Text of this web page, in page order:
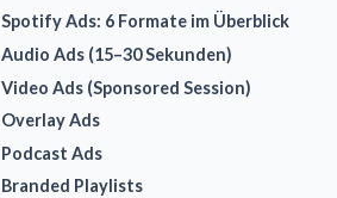
Spotify Ads: 6 Formate im Überblick
Audio Ads (15–30 Sekunden)
Video Ads (Sponsored Session)
Overlay Ads
Podcast Ads
Branded Playlists